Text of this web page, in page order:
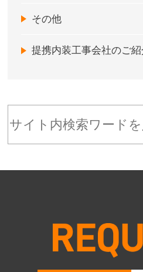
その他
提携内装工事会社のご紹